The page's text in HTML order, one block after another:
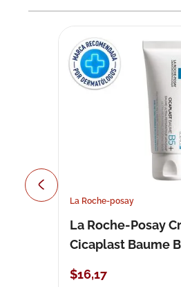
La Roche-posay
La Roche-Posay
Cicaplast Baume
$16,17